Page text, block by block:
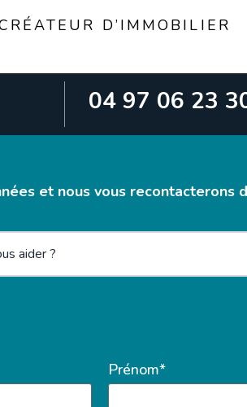
D’IMMOBILIER
04 97 06 23
et nous vous recontacterons
Prénom*